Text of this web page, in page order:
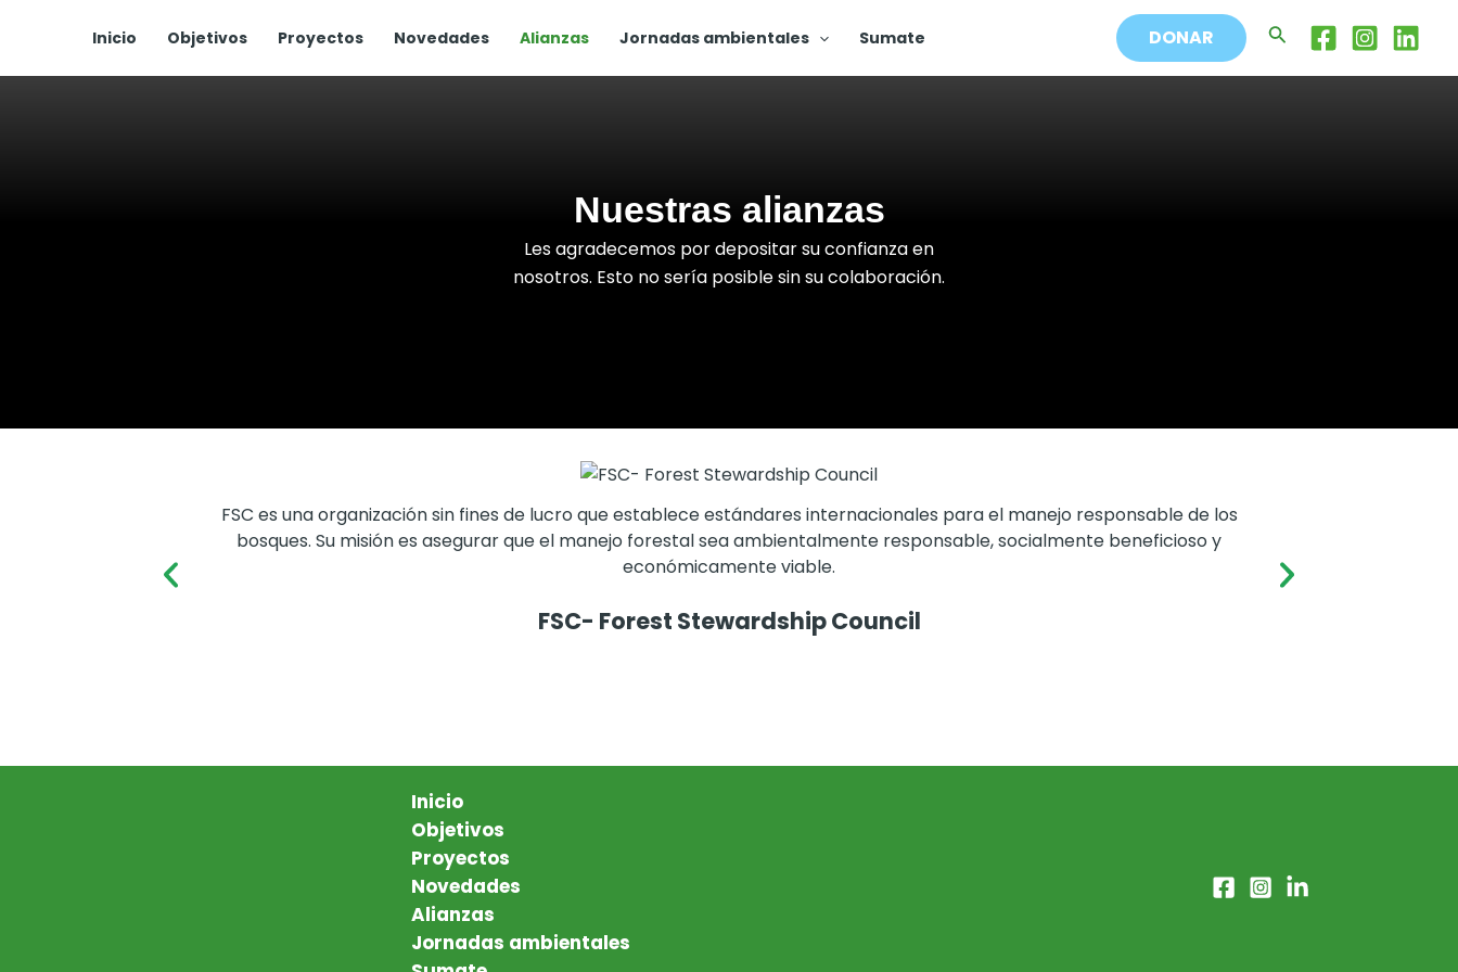
Inicio Objetivos Proyectos Novedades Alianzas Jornadas ambientales Sumate DONAR Buscar
Nuestras alianzas
Les agradecemos por depositar su confianza en
nosotros. Esto no sería posible sin su colaboración.
FSC es una organización sin fines de lucro que establece estándares internacionales para el manejo responsable de los
bosques. Su misión es asegurar que el manejo forestal sea ambientalmente responsable, socialmente beneficioso y
económicamente viable.
FSC- Forest Stewardship Council
Inicio
Objetivos
Proyectos
Novedades
Alianzas
Jornadas ambientales